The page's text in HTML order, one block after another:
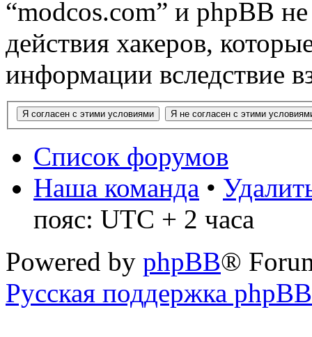
“modcos.com” и phpBB не
действия хакеров,
информации вследствие
Список форумов
Наша команда •
пояс: UTC + 2 часа
Powered by phpBB®
Русская поддержка phpBB